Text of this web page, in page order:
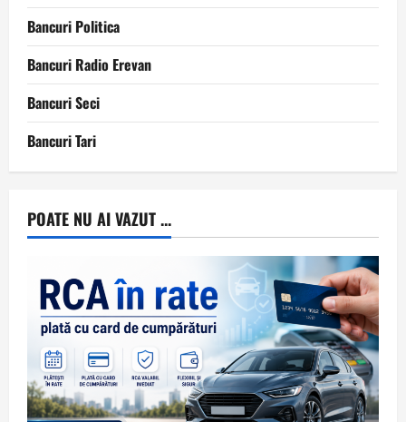
Bancuri Politica
Bancuri Radio Erevan
Bancuri Seci
Bancuri Tari
POATE NU AI VAZUT ...